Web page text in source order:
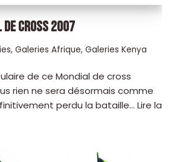
DE CROSS 2007
, Galeries Afrique, Galeries Kenya
de ce Mondial de cross
rien ne sera désormais comme
perdu la bataille… Lire la